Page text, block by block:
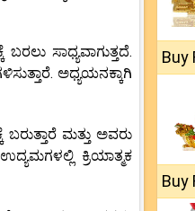
ಸಾಧ್ಯವಾಗುತ್ತದೆ.
ಅಧ್ಯಯನಕ್ಕಾಗಿ
ಮತ್ತು ಅವರು
ಕ್ರಿಯಾತ್ಮಕ
Buy
Buy